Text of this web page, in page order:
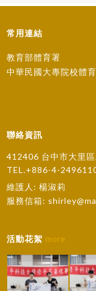
常用連結
教育部體育署
中華民國大專院校體
聯絡資訊
412406 台中市大里
TEL.+886-4-
維護人: 楊淑莉
服務信箱:
活動花絮 more